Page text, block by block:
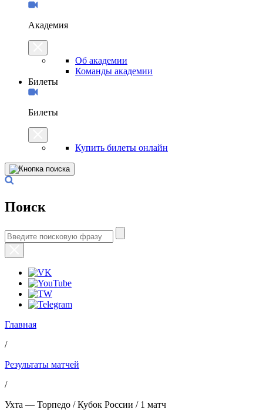
Академия
Об академии
Команды академии
Билеты
Билеты
Купить билеты онлайн
Поиск
Главная
/
Результаты матчей
/
Ухта — Торпедо / Кубок России / 1 матч